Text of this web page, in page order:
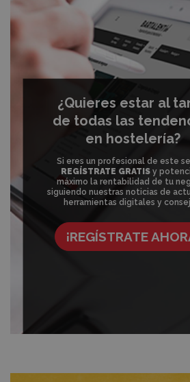
¿Quieres estar al
de todas las
en hostelería?
Si eres un profesional de este
REGÍSTRATE GRATISy
máximo la rentabilidad de tu
siguiendo nuestras noticias de
herramientas digitales y
¡REGÍSTRATE